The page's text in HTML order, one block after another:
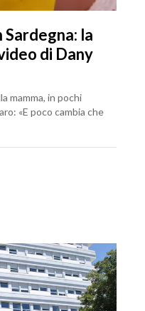
la
di Dany
mamma, in pochi
«E poco cambia che